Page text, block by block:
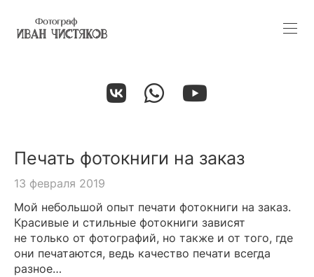
Печать фотокниги на заказ
13 февраля 2019
Мой небольшой опыт печати фотокниги на заказ.
Красивые и стильные фотокниги зависят
не только от фотографий, но также и от того, где
они печатаются, ведь качество печати всегда
разное…